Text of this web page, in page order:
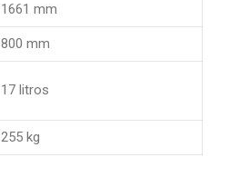
1661 mm
800 mm
17 litros
255 kg